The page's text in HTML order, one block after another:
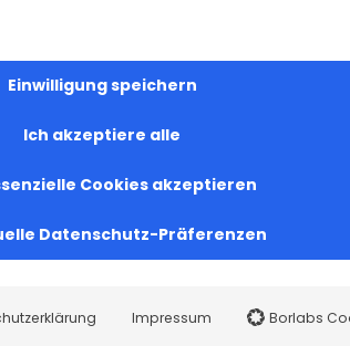
ընթացքում նա
հիմնեց Կիպրոս կղզում,
հանդեպ նրա
սպասքները վաճառելը և
իր լուսավոր
ու մեկնություններ՝
շարքը:
Einwilligung speichern
Ich akzeptiere alle
Cookies akzeptieren
Datenschutz-Präferenzen
Impressum Borlabs